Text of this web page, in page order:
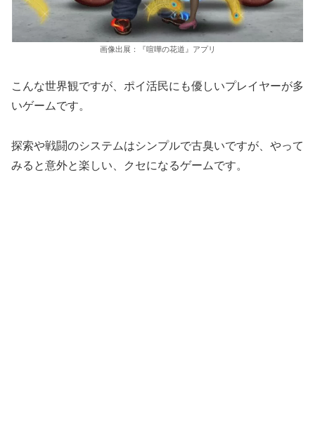
画像出展：『喧嘩の花道』アプリ
こんな世界観ですが、ポイ活民にも優しいプレイヤーが多
いゲームです。
探索や戦闘のシステムはシンプルで古臭いですが、やって
みると意外と楽しい、クセになるゲームです。